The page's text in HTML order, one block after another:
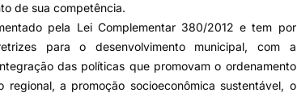
de sua competência.
pela Lei Complementar 380/2012 e tem por
para o desenvolvimento municipal, com a
das políticas que promovam o ordenamento
regional, a promoção socioeconômica sustentável, o